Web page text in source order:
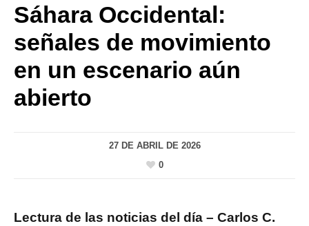
Sáhara Occidental:
señales de movimiento
en un escenario aún
abierto
27 DE ABRIL DE 2026
0
Lectura de las noticias del día – Carlos C.